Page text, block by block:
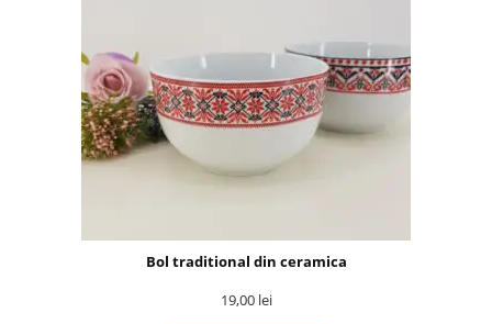
Bol traditional din ceramica
19,00 lei